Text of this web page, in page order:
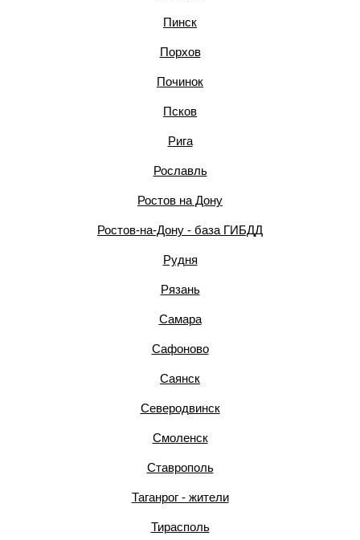
Пинск
Порхов
Починок
Псков
Рига
Рославль
Ростов на Дону
Ростов-на-Дону - база ГИБДД
Рудня
Рязань
Самара
Сафоново
Саянск
Северодвинск
Смоленск
Ставрополь
Таганрог - жители
Тирасполь